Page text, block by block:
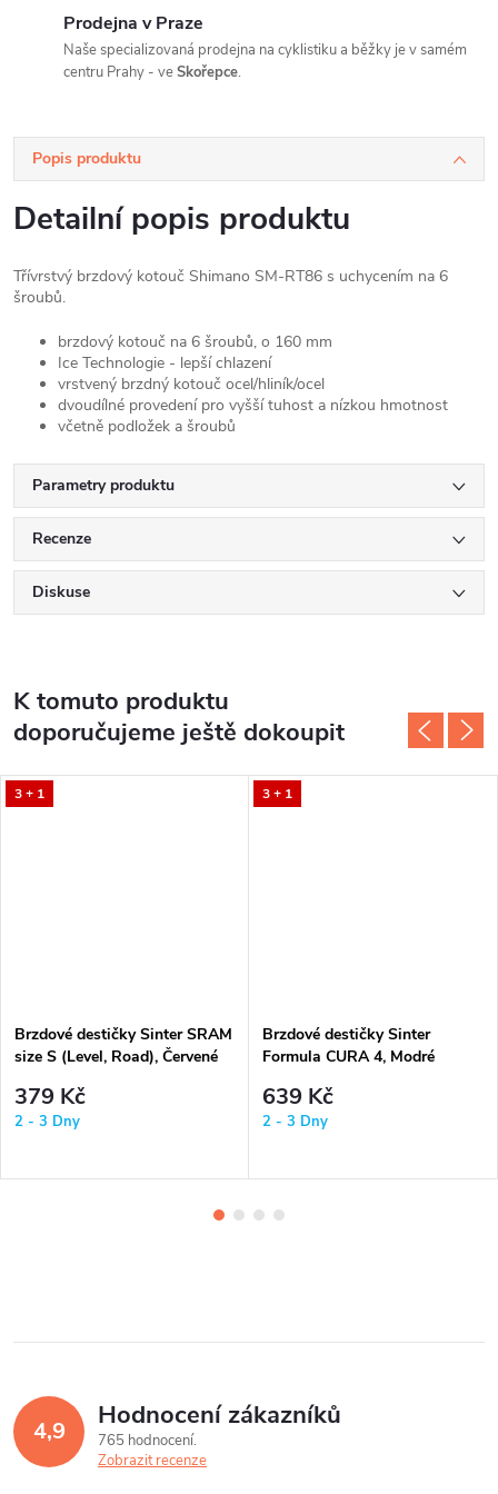
Prodejna v Praze
Naše specializovaná prodejna na cyklistiku a běžky je v samém
centru Prahy - veSkořepce.
Popis produktu
Detailní popis produktu
Třívrstvý brzdový kotouč Shimano SM-RT86 s uchycením na 6
šroubů.
brzdový kotouč na 6 šroubů, o 160 mm
Ice Technologie - lepší chlazení
vrstvený brzdný kotouč ocel/hliník/ocel
dvoudílné provedení pro vyšší tuhost a nízkou hmotnost
včetně podložek a šroubů
Parametry produktu
Recenze
Diskuse
K tomuto produktu
doporučujeme ještě dokoupit
3 + 1
Brzdové destičky Sinter SRAM
size S (Level, Road), Červené
379 Kč
2 - 3 Dny
3 + 1
Brzdové destičky Sinter
Formula CURA 4, Modré
639 Kč
2 - 3 Dny
4,9 Hodnocení zákazníků
765 hodnocení
Zobrazit recenze